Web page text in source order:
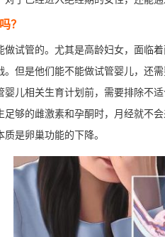
？
做试管的。尤其是高龄妇女，面临
。但是他们能不能做试管婴儿，还
婴儿相关生育计划前，需要排除不
足够的雌激素和孕酮时，月经就不
是卵巢功能的下降。